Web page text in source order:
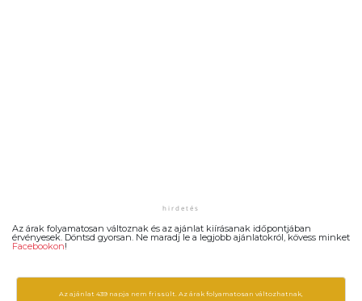
Az árak folyamatosan változnak és az ajánlat kiírásanak időpontjában
érvényesek. Döntsd gyorsan. Ne maradj le a legjobb ajánlatokról, kövess minket
Facebookon!
Az ajánlat 439 napja nem frissült. Az árak folyamatosan változhatnak,